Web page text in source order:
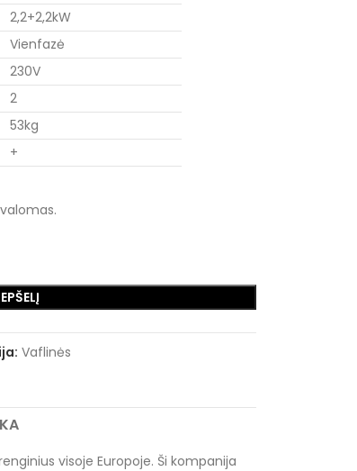
2,2+2,2kW
Vienfazė
230V
2
53kg
+
Vaflinės
visoje Europoje. Ši kompanija